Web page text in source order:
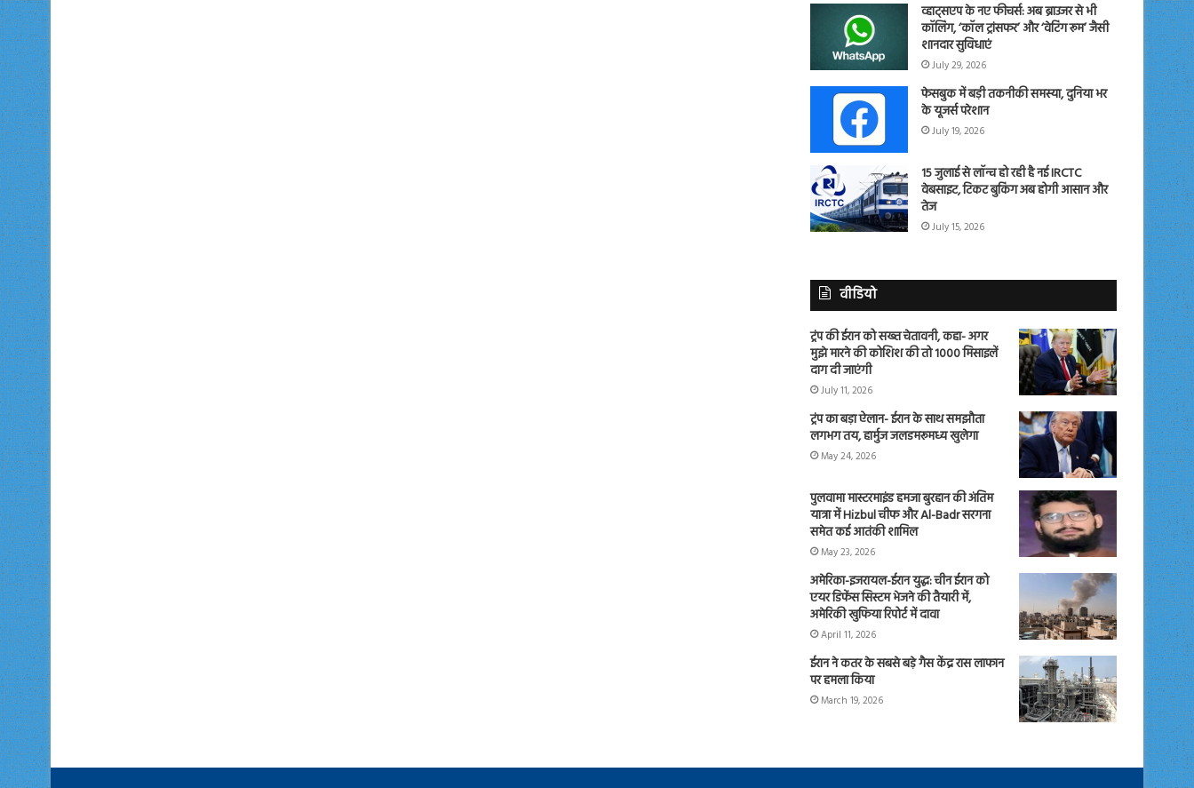
व्हाट्सएप के नए फीचर्स: अब ब्राउजर से भी
कॉलिंग, ‘कॉल ट्रांसफर’ और ‘वेटिंग रूम’ जैसी
शानदार सुविधाएं
July 29, 2026
फेसबुक में बड़ी तकनीकी समस्या, दुनिया भर
के यूजर्स परेशान
July 19, 2026
15 जुलाई से लॉन्च हो रही है नई IRCTC
वेबसाइट, टिकट बुकिंग अब होगी आसान और
तेज
July 15, 2026
वीडियो
ट्रंप की ईरान को सख्त चेतावनी, कहा- अगर
मुझे मारने की कोशिश की तो 1000 मिसाइलें
दाग दी जाएंगी
July 11, 2026
ट्रंप का बड़ा ऐलान- ईरान के साथ समझौता
लगभग तय, हार्मुज जलडमरूमध्य खुलेगा
May 24, 2026
पुलवामा मास्टरमाइंड हमजा बुरहान की अंतिम
यात्रा में Hizbul चीफ और Al-Badr सरगना
समेत कई आतंकी शामिल
May 23, 2026
अमेरिका-इजरायल-ईरान युद्ध: चीन ईरान को
एयर डिफेंस सिस्टम भेजने की तैयारी में,
अमेरिकी खुफिया रिपोर्ट में दावा
April 11, 2026
ईरान ने कतर के सबसे बड़े गैस केंद्र रास लाफान
पर हमला किया
March 19, 2026